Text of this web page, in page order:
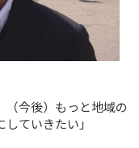
（今後）もっと地域の
ていきたい」